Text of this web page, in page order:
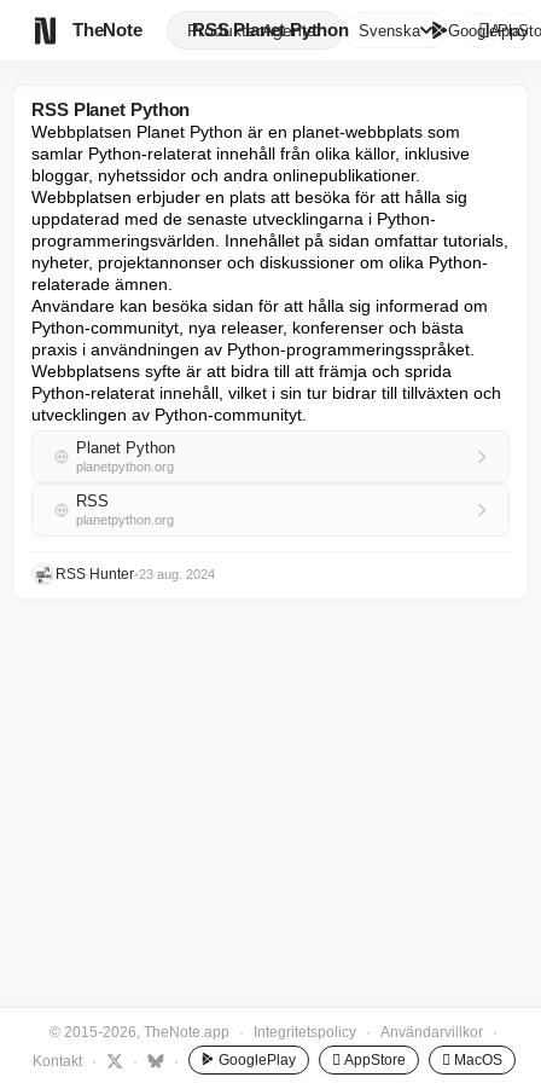
TheNote ProdukterAgenter
RSS Planet Python Svenska GooglePlay

RSS Planet Python
Webbplatsen Planet Python är en planet-webbplats som
samlar Python-relaterat innehåll från olika källor, inklusive
bloggar, nyhetssidor och andra onlinepublikationer.
Webbplatsen erbjuder en plats att besöka för att hålla sig
uppdaterad med de senaste utvecklingarna i Python-
programmeringsvärlden. Innehållet på sidan omfattar tutorials,
nyheter, projektannonser och diskussioner om olika Python-
relaterade ämnen.
Användare kan besöka sidan för att hålla sig informerad om
Python-communityt, nya releaser, konferenser och bästa
praxis i användningen av Python-programmeringsspråket.
Webbplatsens syfte är att bidra till att främja och sprida
Python-relaterat innehåll, vilket i sin tur bidrar till tillväxten och
utvecklingen av Python-communityt.
Planet Python
planetpython.org
RSS
planetpython.org
RSS Hunter•23 aug. 2024
© 2015-2026, TheNote.app · Integritetspolicy · Användarvillkor
·
Kontakt
· · · GooglePlay  AppStore  MacOS